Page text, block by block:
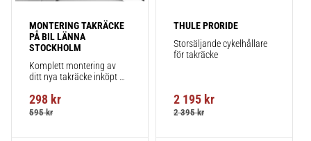
MONTERING TAKRÄCKE
PÅ BIL LÄNNA
STOCKHOLM
Komplett montering av
ditt nya takräcke inköpt
montering på din bil.
298 kr
595kr
THULE PRORIDE
Storsäljande cykelhållare
för takräcke
2 195 kr
2 395kr